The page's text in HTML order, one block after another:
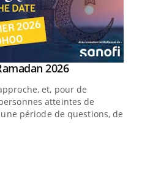
2026Youtube
et, pour de
atteintes de
période de questions, de